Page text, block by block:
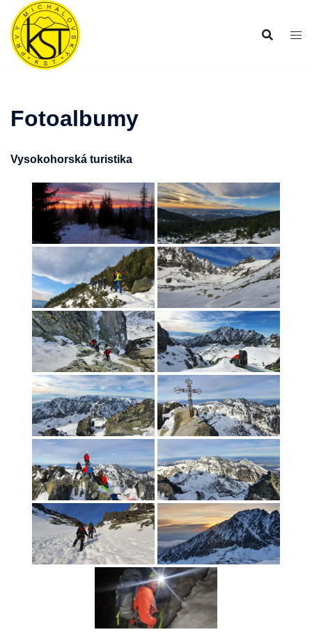
Preskočiť
obsah
Fotoalbumy
Vysokohorská turistika